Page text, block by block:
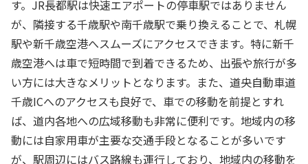
す。JR長都駅は快速エアポートの停車駅ではありません
が、隣接する千歳駅や南千歳駅で乗り換えることで、札幌
駅や新千歳空港へスムーズにアクセスできます。特に新千
歳空港へは車で短時間で到着できるため、出張や旅行が多
い方には大きなメリットとなります。また、道央自動車道
千歳ICへのアクセスも良好で、車での移動を前提とすれ
ば、道内各地への広域移動も非常に便利です。地域内の移
動には自家用車が主要な交通手段となることが多いです
が、駅周辺にはバス路線も運行しており、地域内の移動を